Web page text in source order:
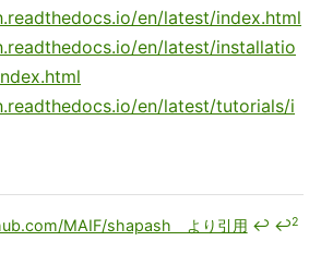
en/latest/index.html
en/latest/installatio
en/latest/tutorials/i
MAIF/shapash より引用 ↩ ↩2